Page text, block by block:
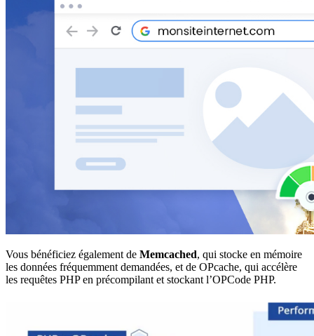
Vous bénéficiez également de Memcached, qui stocke en mémoire
les données fréquemment demandées, et de OPcache, qui accélère
les requêtes PHP en précompilant et stockant l’OPCode PHP.